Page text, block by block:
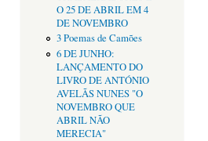
O 25 DE ABRIL EM 4
DE NOVEMBRO
3 Poemas de Camões
6 DE JUNHO:
LANÇAMENTO DO
LIVRO DE ANTÓNIO
AVELÃS NUNES "O
NOVEMBRO QUE
ABRIL NÃO
MERECIA"